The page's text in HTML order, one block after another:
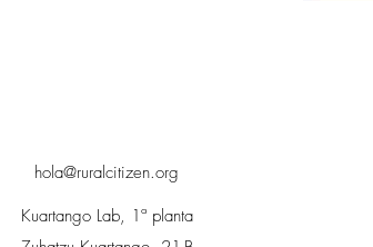
hola@ruralcitizen.org
Kuartango Lab, 1ª planta